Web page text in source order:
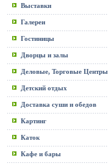
Выставки
Галереи
Гостиницы
Дворцы и залы
Деловые, Торговые Центры
Детский отдых
Доставка суши и обедов
Картинг
Каток
Кафе и бары